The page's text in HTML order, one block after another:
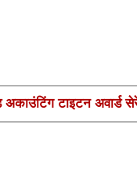
अकाउंटिंग टाइटन अवार्ड